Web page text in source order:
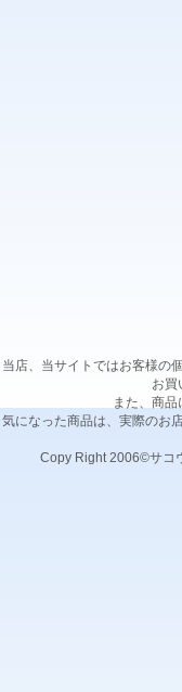
当店、当サイトではお客様の
お買
また、商品
気になった商品は、実際のお
Copy Right 2006©サコ